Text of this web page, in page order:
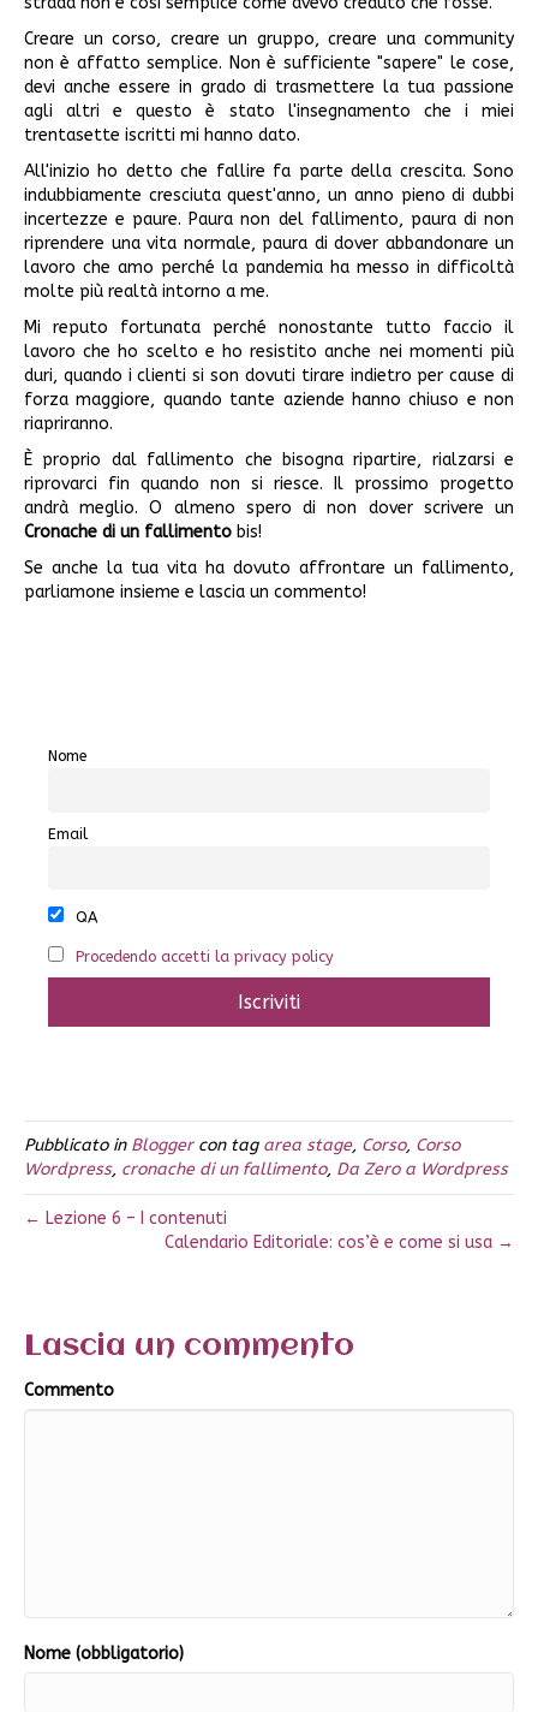
Creare un corso, creare un gruppo, creare una community
non è affatto semplice. Non è sufficiente "sapere" le cose,
devi anche essere in grado di trasmettere la tua passione
agli altri e questo è stato l'insegnamento che i miei
trentasette iscritti mi hanno dato.
All'inizio ho detto che fallire fa parte della crescita. Sono
indubbiamente cresciuta quest'anno, un anno pieno di dubbi
incertezze e paure. Paura non del fallimento, paura di non
riprendere una vita normale, paura di dover abbandonare un
lavoro che amo perché la pandemia ha messo in difficoltà
molte più realtà intorno a me.
Mi reputo fortunata perché nonostante tutto faccio il
lavoro che ho scelto e ho resistito anche nei momenti più
duri, quando i clienti si son dovuti tirare indietro per cause di
forza maggiore, quando tante aziende hanno chiuso e non
riapriranno.
È proprio dal fallimento che bisogna ripartire, rialzarsi e
riprovarci fin quando non si riesce. Il prossimo progetto
andrà meglio. O almeno spero di non dover scrivere un
Cronache di un fallimento bis!
Se anche la tua vita ha dovuto affrontare un fallimento,
parliamone insieme e lascia un commento!
Nome
Email
QA
Procedendo accetti la privacy policy
Pubblicato in Bloggercon tag area stage, Corso, Corso
Wordpress, cronache di un fallimento, Da Zero a Wordpress
← Lezione 6 – I contenuti
Calendario Editoriale: cos’è e come si usa →
Lascia un commento
Commento
Nome (obbligatorio)